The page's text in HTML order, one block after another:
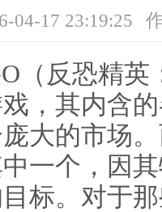
04-17 23:19:25
（反恐精
，其内含
大的市场
一个，因
标。对于